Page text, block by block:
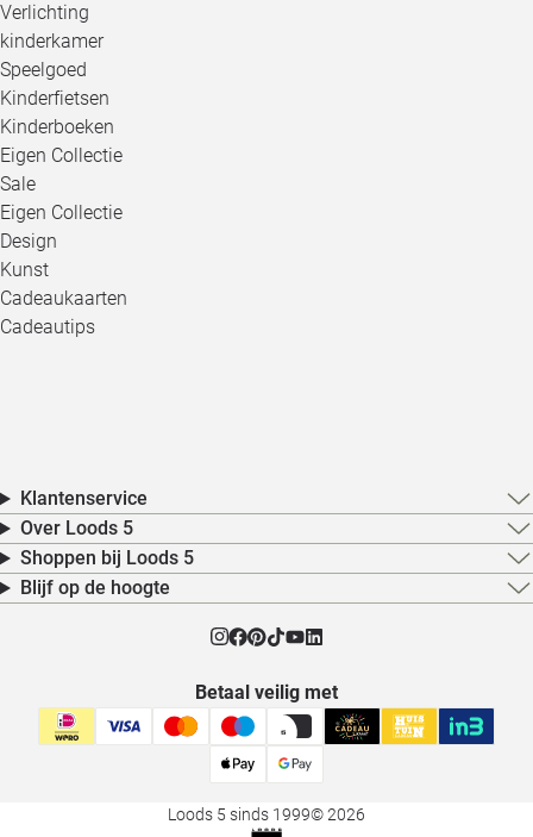
Verlichting
kinderkamer
Speelgoed
Kinderfietsen
Kinderboeken
Eigen Collectie
Sale
Eigen Collectie
Design
Kunst
Cadeaukaarten
Cadeautips
Klantenservice
Over Loods 5
Shoppen bij Loods 5
Blijf op de hoogte
Betaal veilig met
Loods 5 sinds 1999© 2026